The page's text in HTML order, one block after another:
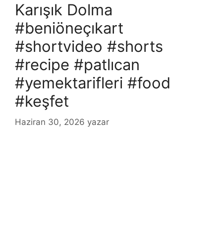
Karışık Dolma
#beniöneçıkart
#shortvideo #shorts
#recipe #patlıcan
#yemektarifleri #food
#keşfet
Haziran 30, 2026 yazar